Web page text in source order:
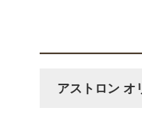
アストロン オ